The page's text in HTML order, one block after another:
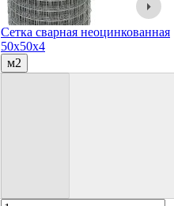
Сетка сварная неоцинкованная
50х50х4
м2